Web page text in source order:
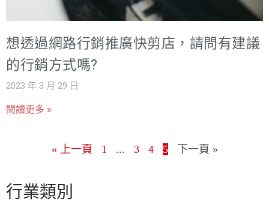
想透過網路行銷推廣快剪店，請問有建議
的行銷方式嗎?
2023 年 3 月 29 日
閱讀更多 »
« 上一頁 1 ... 3 4 5 下一頁 »
行業類別